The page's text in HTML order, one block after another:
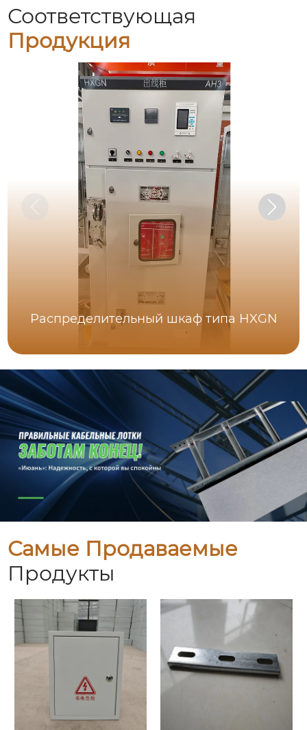
Соответствующая
Продукция
Распределительный шкаф типа HXGN
Самые Продаваемые
Продукты